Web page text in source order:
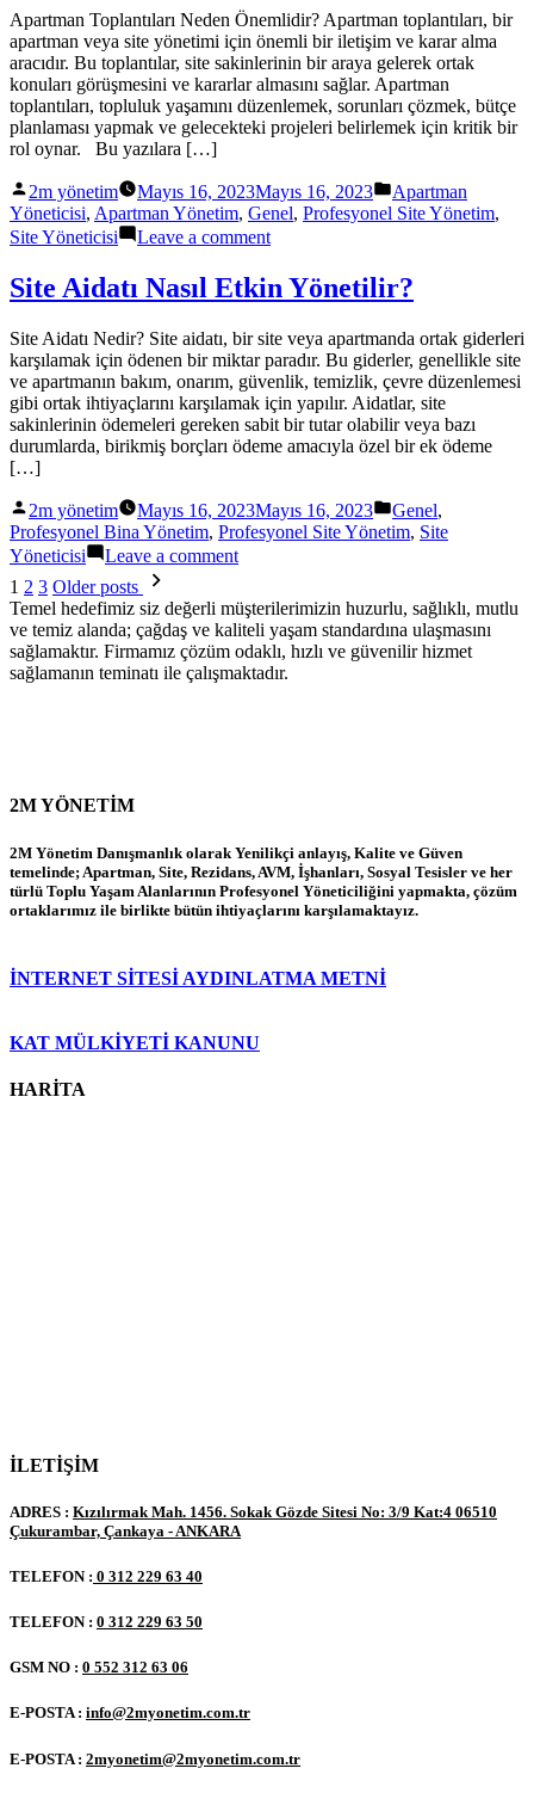
Nelerdir?
Apartman Toplantıları Neden Önemlidir? Apartman toplantıları, bir
apartman veya site yönetimi için önemli bir iletişim ve karar alma
aracıdır. Bu toplantılar, site sakinlerinin bir araya gelerek ortak
konuları görüşmesini ve kararlar almasını sağlar. Apartman
toplantıları, topluluk yaşamını düzenlemek, sorunları çözmek, bütçe
planlaması yapmak ve gelecekteki projeleri belirlemek için kritik bir
rol oynar. Bu yazılara […]
Posted
by
2m yönetim Mayıs 16, 2023Mayıs 16, 2023
Posted
in
Apartman
Yöneticisi, Apartman Yönetim, Genel, Profesyonel Site Yönetim,
Site Yöneticisi
Leave a commenton
Toplantıları:
Planlama
Yönetim
İpuçları
Site Aidatı Nasıl Etkin Yönetilir?
Site Aidatı Nedir? Site aidatı, bir site veya apartmanda ortak giderleri
karşılamak için ödenen bir miktar paradır. Bu giderler, genellikle site
ve apartmanın bakım, onarım, güvenlik, temizlik, çevre düzenlemesi
gibi ortak ihtiyaçlarını karşılamak için yapılır. Aidatlar, site
sakinlerinin ödemeleri gereken sabit bir tutar olabilir veya bazı
durumlarda, birikmiş borçları ödeme amacıyla özel bir ek ödeme
[…]
Posted
by
2m yönetim Mayıs 16, 2023Mayıs 16, 2023
Posted
in
Genel,
Profesyonel Bina Yönetim, Profesyonel Site Yönetim, Site
Yöneticisi
Leave a commenton
Nasıl
Etkin
Yönetilir?
Yazı
sayfalaması
1 2 3 Older posts
Temel hedefimiz siz değerli müşterilerimizin huzurlu, sağlıklı, mutlu
ve temiz alanda; çağdaş ve kaliteli yaşam standardına ulaşmasını
sağlamaktır. Firmamız çözüm odaklı, hızlı ve güvenilir hizmet
sağlamanın teminatı ile çalışmaktadır.
2M YÖNETİM
2M Yönetim Danışmanlık olarak Yenilikçi anlayış, Kalite ve Güven
temelinde; Apartman, Site, Rezidans, AVM, İşhanları, Sosyal Tesisler ve her
türlü Toplu Yaşam Alanlarının Profesyonel Yöneticiliğini yapmakta, çözüm
ortaklarımız ile birlikte bütün ihtiyaçlarını karşılamaktayız.
İNTERNET SİTESİ AYDINLATMA METNİ
KAT MÜLKİYETİ KANUNU
HARİTA
İLETİŞİM
ADRES : Kızılırmak Mah. 1456. Sokak Gözde Sitesi No: 3/9 Kat:4 06510
Çukurambar, Çankaya - ANKARA
TELEFON : 0 312 229 63 40
TELEFON : 0 312 229 63 50
GSM NO : 0 552 312 63 06
E-POSTA : info@2myonetim.com.tr
E-POSTA : 2myonetim@2myonetim.com.tr